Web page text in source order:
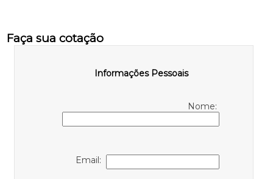
Faça sua cotação
Informações Pessoais
Nome:
Email: